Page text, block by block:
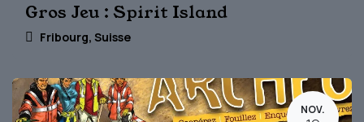
Gros Jeu : Spirit Island
Fribourg, Suisse
NOV.